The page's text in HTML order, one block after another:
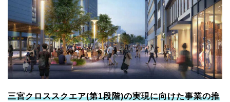
三宮クロススクエア(第1段階)の実現に向けた事業の推